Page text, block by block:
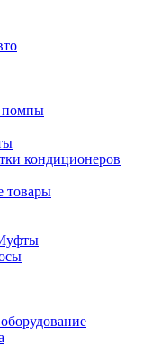
помпы
кондиционеров
товары